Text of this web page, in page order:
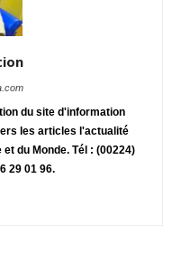
du site d'information
les articles l'actualité
du Monde. Tél : (00224)
29 01 96.